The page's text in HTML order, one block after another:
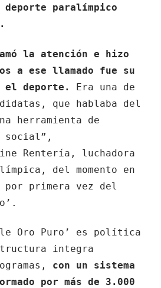
paralímpico
la atención e hizo
a ese llamado fue su
el deporte.
Era una de
que hablaba del
herramienta de
social”,
Rentería, luchadora
del momento en
por primera vez del
Oro Puro’ es política
integra
con un sistema
por más de 3.000